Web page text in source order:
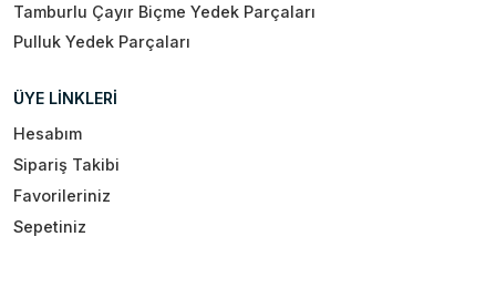
Tamburlu Çayır Biçme Yedek Parçaları
Pulluk Yedek Parçaları
ÜYE LİNKLERİ
Hesabım
Sipariş Takibi
Favorileriniz
Sepetiniz